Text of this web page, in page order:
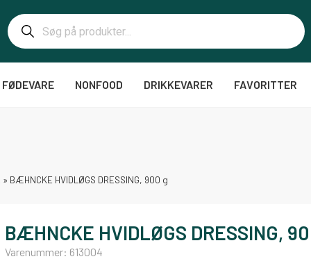
FØDEVARE NONFOOD DRIKKEVARER FAVORITTER
» BÆHNCKE HVIDLØGS DRESSING, 900 g
BÆHNCKE HVIDLØGS DRESSING,
Varenummer: 613004